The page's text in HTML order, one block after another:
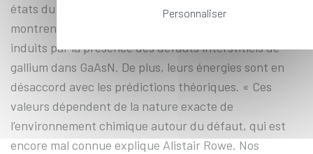
états du gap était sensible au spin. Les résultats
montrent qu’il n’y a pas qu’un seul mais trois états
induits par la présence des défauts interstitiels de
gallium dans GaAsN. De plus, leurs énergies sont en
désaccord avec les prédictions théoriques. « Ces
valeurs dépendent de la nature exacte de
l’environnement chimique autour du défaut, qui est
encore mal connue explique Alistair Rowe. Nos
Personnaliser